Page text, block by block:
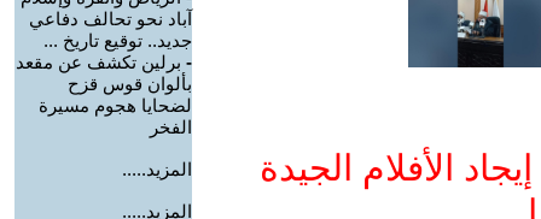
الأفلام الجيدة
آباد نحو تحالف دفاعي
جديد.. توقيع تاريخ ...
- برلين تكشف عن مقعد
بألوان قوس قزح
لضحايا هجوم مسيرة
الفخر
المزيد.....
المزيد.....